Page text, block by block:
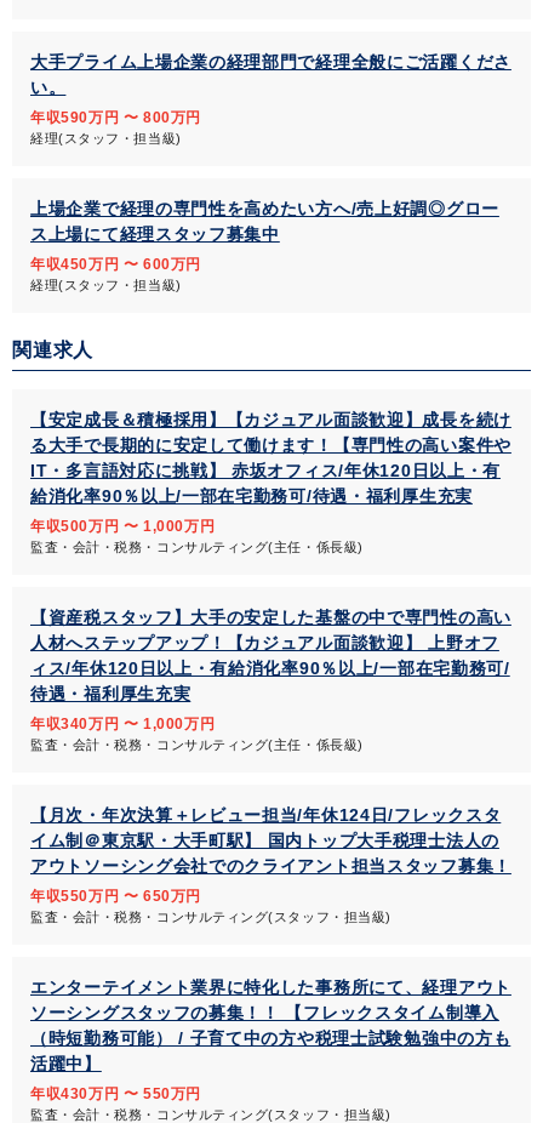
大手プライム上場企業の経理部門で経理全般にご活躍くださ
い。
年収590万円 〜 800万円
経理(スタッフ・担当級)
上場企業で経理の専門性を高めたい方へ/売上好調◎グロー
ス上場にて経理スタッフ募集中
年収450万円 〜 600万円
経理(スタッフ・担当級)
関連求人
【安定成長＆積極採用】【カジュアル面談歓迎】成長を続け
る大手で長期的に安定して働けます！【専門性の高い案件や
IT・多言語対応に挑戦】 赤坂オフィス/年休120日以上・有
給消化率90％以上/一部在宅勤務可/待遇・福利厚生充実
年収500万円 〜 1,000万円
監査・会計・税務・コンサルティング(主任・係長級)
【資産税スタッフ】大手の安定した基盤の中で専門性の高い
人材へステップアップ！【カジュアル面談歓迎】 上野オフ
ィス/年休120日以上・有給消化率90％以上/一部在宅勤務可/
待遇・福利厚生充実
年収340万円 〜 1,000万円
監査・会計・税務・コンサルティング(主任・係長級)
【月次・年次決算＋レビュー担当/年休124日/フレックスタ
イム制＠東京駅・大手町駅】 国内トップ大手税理士法人の
アウトソーシング会社でのクライアント担当スタッフ募集！
年収550万円 〜 650万円
監査・会計・税務・コンサルティング(スタッフ・担当級)
エンターテイメント業界に特化した事務所にて、経理アウト
ソーシングスタッフの募集！！ 【フレックスタイム制導入
（時短勤務可能） / 子育て中の方や税理士試験勉強中の方も
活躍中】
年収430万円 〜 550万円
監査・会計・税務・コンサルティング(スタッフ・担当級)